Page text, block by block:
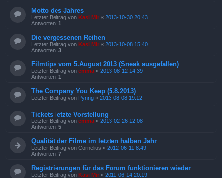
Motto des Jahres
Letzter Beitrag von Kasi Mir « 2013-10-30 20:43
Antworten: 1
Die vergessenen Reihen
Letzter Beitrag von Kasi Mir « 2013-10-08 15:40
Antworten: 3
Filmtips vom 5.August 2013 (Sneak ausgefallen)
Letzter Beitrag von emma « 2013-08-12 14:39
Antworten: 1
The Company You Keep (5.8.2013)
Letzter Beitrag von Pynng « 2013-08-08 19:12
Tickets letzte Vorstellung
Letzter Beitrag von emma « 2013-02-26 12:08
Antworten: 5
Qualität der Filme im letzten halben Jahr
Letzter Beitrag von Cornelius « 2012-06-11 8:49
Antworten: 7
Registrierungen für das Forum funktionieren wieder
Letzter Beitrag von Kasi Mir « 2011-06-14 20:19